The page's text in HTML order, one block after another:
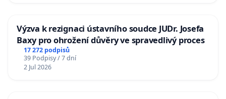
Výzva k rezignaci ústavního soudce JUDr. Josefa
Baxy pro ohrožení důvěry ve spravedlivý proces
17 272 podpisů
39 Podpisy / 7 dní
2 Jul 2026